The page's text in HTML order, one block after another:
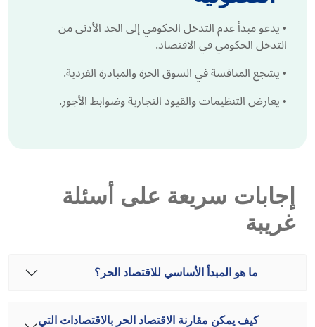
•يدعو مبدأ عدم التدخل الحكومي إلى الحد الأدنى من
التدخل الحكومي في الاقتصاد.
•يشجع المنافسة في السوق الحرة والمبادرة الفردية.
•يعارض التنظيمات والقيود التجارية وضوابط الأجور.
إجابات سريعة على أسئلة
غريبة
ما هو المبدأ الأساسي للاقتصاد الحر؟
كيف يمكن مقارنة الاقتصاد الحر بالاقتصادات التي